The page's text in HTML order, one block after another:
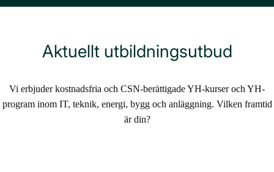
Aktuellt utbildningsutbud
Vi erbjuder kostnadsfria och CSN-berättigade YH-kurser och YH-
program inom IT, teknik, energi, bygg och anläggning. Vilken framtid
är din?